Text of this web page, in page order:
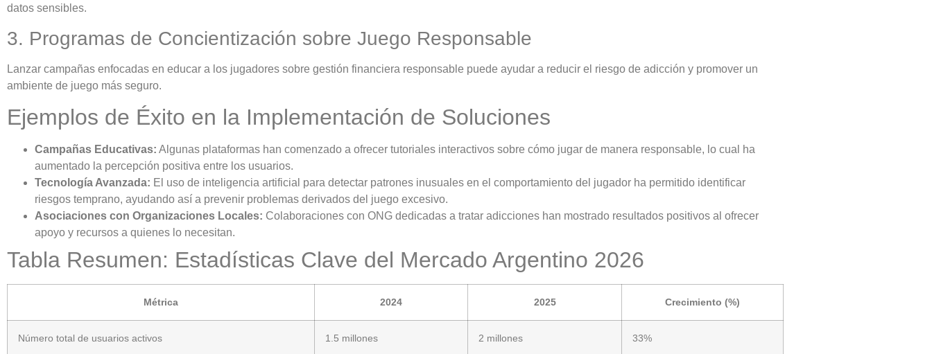
datos sensibles.
3. Programas de Concientización sobre Juego Responsable
Lanzar campañas enfocadas en educar a los jugadores sobre gestión financiera responsable puede ayudar a reducir el riesgo de adicción y promover un
ambiente de juego más seguro.
Ejemplos de Éxito en la Implementación de Soluciones
Campañas Educativas: Algunas plataformas han comenzado a ofrecer tutoriales interactivos sobre cómo jugar de manera responsable, lo cual ha
aumentado la percepción positiva entre los usuarios.
Tecnología Avanzada: El uso de inteligencia artificial para detectar patrones inusuales en el comportamiento del jugador ha permitido identificar
riesgos temprano, ayudando así a prevenir problemas derivados del juego excesivo.
Asociaciones con Organizaciones Locales: Colaboraciones con ONG dedicadas a tratar adicciones han mostrado resultados positivos al ofrecer
apoyo y recursos a quienes lo necesitan.
Tabla Resumen: Estadísticas Clave del Mercado Argentino 2026
Métrica 2024 2025 Crecimiento (%)
Número total de usuarios activos 1.5 millones 2 millones 33%